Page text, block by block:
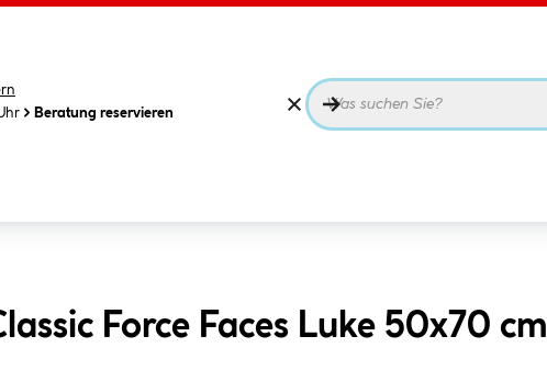
Beratung reservieren
Force Faces Luke 50x70 cm